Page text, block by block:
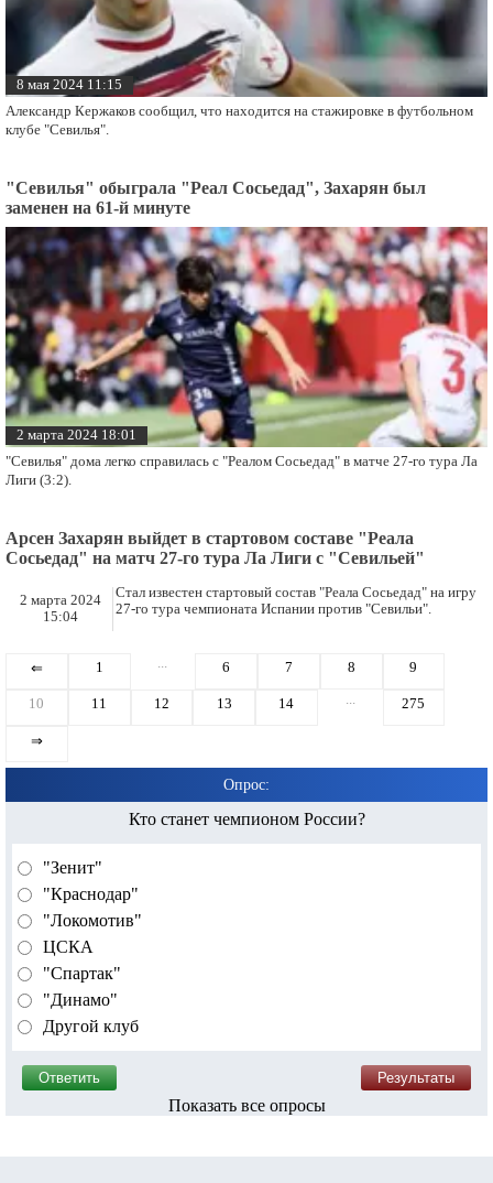
8 мая 2024 11:15
Александр Кержаков сообщил, что находится на стажировке в футбольном
клубе "Севилья".
"Севилья" обыграла "Реал Сосьедад", Захарян был
заменен на 61-й минуте
2 марта 2024 18:01
"Севилья" дома легко справилась с "Реалом Сосьедад" в матче 27-го тура Ла
Лиги (3:2).
Арсен Захарян выйдет в стартовом составе "Реала
Сосьедад" на матч 27-го тура Ла Лиги с "Севильей"
2 марта 2024
15:04
Стал известен стартовый состав "Реала Сосьедад" на игру
27-го тура чемпионата Испании против "Севильи".
⇐ 1 ... 6 7 8 9
10 11 12 13 14 ... 275
⇒
Опрос:
Кто станет чемпионом России?
"Зенит"
"Краснодар"
"Локомотив"
ЦСКА
"Спартак"
"Динамо"
Другой клуб
Показать все опросы